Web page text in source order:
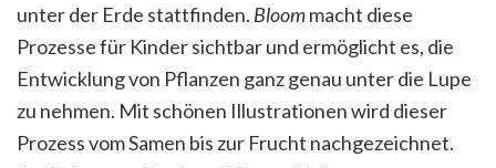
unter der Erde stattfinden. Bloommacht diese
Prozesse für Kinder sichtbar und ermöglicht es, die
Entwicklung von Pflanzen ganz genau unter die Lupe
zu nehmen. Mit schönen Illustrationen wird dieser
Prozess vom Samen bis zur Frucht nachgezeichnet.